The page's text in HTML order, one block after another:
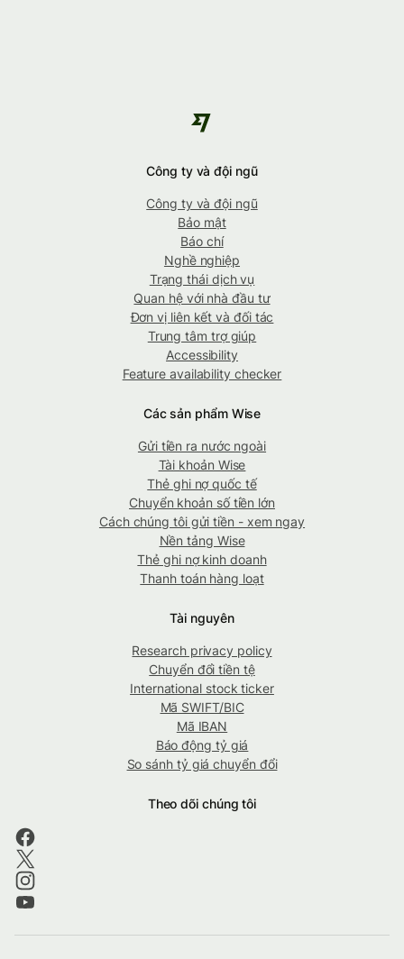
Công ty và đội ngũ
Công ty và đội ngũ
Bảo mật
Báo chí
Nghề nghiệp
Trạng thái dịch vụ
Quan hệ với nhà đầu tư
Đơn vị liên kết và đối tác
Trung tâm trợ giúp
Accessibility
Feature availability checker
Các sản phẩm Wise
Gửi tiền ra nước ngoài
Tài khoản Wise
Thẻ ghi nợ quốc tế
Chuyển khoản số tiền lớn
Cách chúng tôi gửi tiền - xem ngay
Nền tảng Wise
Thẻ ghi nợ kinh doanh
Thanh toán hàng loạt
Tài nguyên
Research privacy policy
Chuyển đổi tiền tệ
International stock ticker
Mã SWIFT/BIC
Mã IBAN
Báo động tỷ giá
So sánh tỷ giá chuyển đổi
Theo dõi chúng tôi